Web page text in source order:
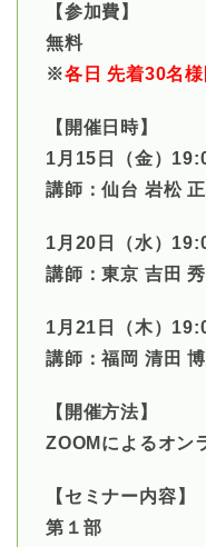
【参加費】
無料
※各日 先着30名様
【開催日時】
1月15日（金）
講師：仙台 岩松
1月20日（水）
講師：東京 吉田
1月21日（木）
講師：福岡 清田
【開催方法】
ZOOMによるオン
【セミナー内容】
第１部